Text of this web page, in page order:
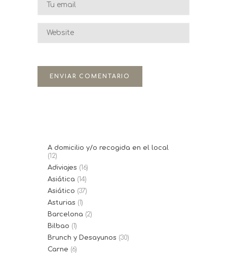
A domicilio y/o recogida en el local
(12)
Adiviajes (16)
Asiática (14)
Asiático (37)
Asturias (1)
Barcelona (2)
Bilbao (1)
Brunch y Desayunos (30)
Carne (6)